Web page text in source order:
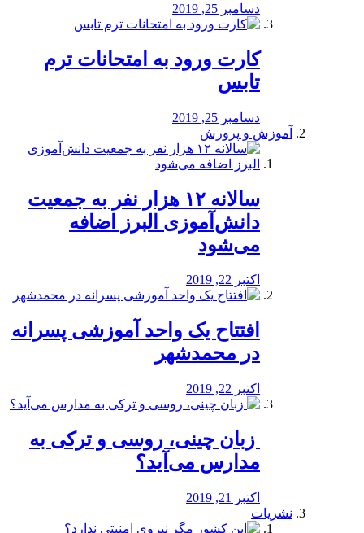
دسامبر 25, 2019
کارت ورود به امتحانات ترم
تابس
دسامبر 25, 2019
آموزش و پرورش
️سالانه ۱۲ هزار نفر به جمعیت
دانش‌آموزی البرز اضافه
می‌شود
اکتبر 22, 2019
افتتاح یک واحد آموزشی پسرانه
در محمدشهر
اکتبر 22, 2019
️ زبان چینی، روسی و ترکی به
مدارس می‌آید؟
اکتبر 21, 2019
نشریات